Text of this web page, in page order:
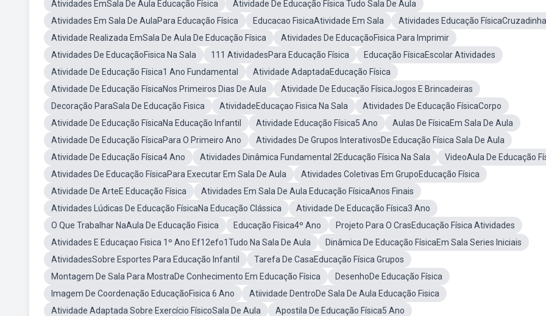
Atividades EmSala De Aula Educação Física
Atividade De Educação Física Tudo Sala De Aula
Atividades Em Sala De AulaPara Educação Física
Educacao FisicaAtividade Em Sala
Atividades Educação FísicaCruzadinha
Atividade Realizada EmSala De Aula De Educação Física
Atividades De EducaçãoFisica Para Imprimir
Atividades De EducaçãoFisica Na Sala
111 AtividadesPara Educação Física
Educação FísicaEscolar Atividades
Atividade De Educação Física1 Ano Fundamental
Atividade AdaptadaEducação Física
Atividade De Educação FísicaNos Primeiros Dias De Aula
Atividade De Educação FísicaJogos E Brincadeiras
Decoração ParaSala De Educação Fisica
AtividadeEducaçao Fisica Na Sala
Atividades De Educação FísicaCorpo
Atividade De Educação FísicaNa Educação Infantil
Atividade Educação Física5 Ano
Aulas De FísicaEm Sala De Aula
Atividade De Educação FísicaPara O Primeiro Ano
Atividades De Grupos InterativosDe Educação Física Sala De Aula
Atividade De Educação Física4 Ano
Atividades Dinâmica Fundamental 2Educação Física Na Sala
VideoAula De Educação
Atividades De Educação FísicaPara Executar Em Sala De Aula
Atividades Coletivas Em GrupoEducação Física
Atividade De ArteE Educação Física
Atividades Em Sala De Aula Educação FísicaAnos Finais
Atividades Lúdicas De Educação FísicaNa Educação Clássica
Atividade De Educação Física3 Ano
O Que Trabalhar NaAula De Educação Fisica
Educação Física4º Ano
Projeto Para O CrasEducação Física Atividades
Atividades E Educaçao Fisica 1º Ano Ef12efo1Tudo Na Sala De Aula
Dinâmica De Educação FísicaEm Sala Series Iniciais
AtividadesSobre Esportes Para Educação Infantil
Tarefa De CasaEducação Física Grupos
Montagem De Sala Para MostraDe Conhecimento Em Educação Física
DesenhoDe Educação Física
Imagem De Coordenação EducaçãoFisica 6 Ano
Atiividade DentroDe Sala De Aula Educação Fisica
Atividade Adaptada Sobre Exercício FísicoSala De Aula
Apostila De Educação Física5 Ano